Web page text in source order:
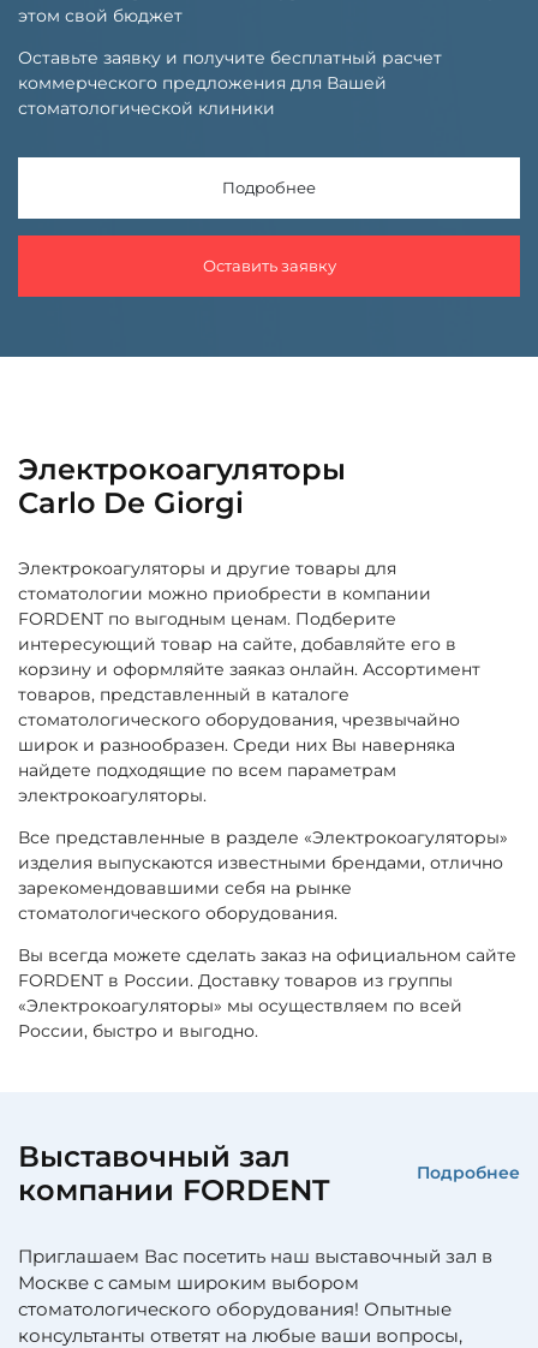
этом свой бюджет
Оставьте заявку и получите бесплатный расчет
коммерческого предложения для Вашей
стоматологической клиники
Подробнее
Оставить заявку
Электрокоагуляторы
Carlo De Giorgi
Электрокоагуляторы и другие товары для
стоматологии можно приобрести в компании
FORDENT по выгодным ценам. Подберите
интересующий товар на сайте, добавляйте его в
корзину и оформляйте заяказ онлайн. Ассортимент
товаров, представленный в каталоге
стоматологического оборудования, чрезвычайно
широк и разнообразен. Среди них Вы наверняка
найдете подходящие по всем параметрам
электрокоагуляторы.
Все представленные в разделе «Электрокоагуляторы»
изделия выпускаются известными брендами, отлично
зарекомендовавшими себя на рынке
стоматологического оборудования.
Вы всегда можете сделать заказ на официальном сайте
FORDENT в России. Доставку товаров из группы
«Электрокоагуляторы» мы осуществляем по всей
России, быстро и выгодно.
Выставочный зал
компании FORDENT
Подробнее
Приглашаем Вас посетить наш выставочный зал в
Москве с самым широким выбором
стоматологического оборудования! Опытные
консультанты ответят на любые ваши вопросы,